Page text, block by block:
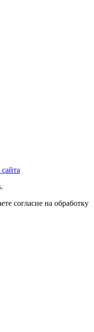
согласие на обработку